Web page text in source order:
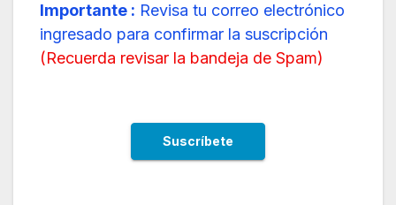
Importante : Revisa tu correo electrónico
ingresado para confirmar la suscripción
(Recuerda revisar la bandeja de Spam)